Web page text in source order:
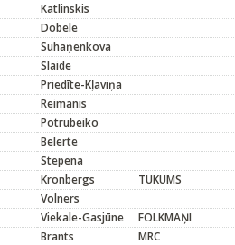
Katlinskis
Dobele
Suhaņenkova
Slaide
Priedīte-Kļaviņa
Reimanis
Potrubeiko
Belerte
Stepena
Kronbergs
TUKUMS
Volners
Viekale-Gasjūne
FOLKMAŅI
Brants
MRC